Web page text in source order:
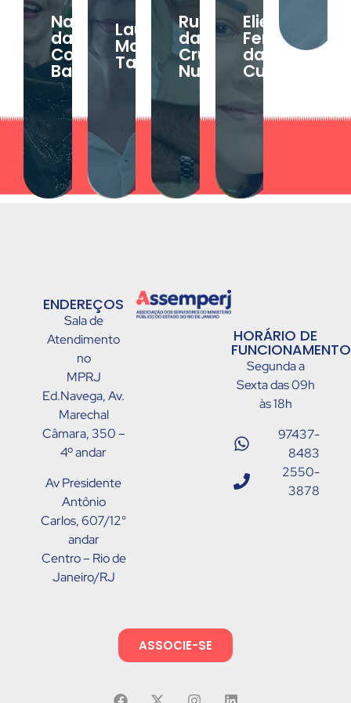
Nanci
da
Costa
Batista
Laura
Maria
Taves
Rubens
da
Cruz
Nunes
Eliete
Ferreira
da
Cunha
ENDEREÇOS
Sala de
Atendimento
no
MPRJ
Ed.Navega, Av.
Marechal
Câmara, 350 –
4º andar
Av Presidente
Antônio
Carlos, 607/12°
andar
Centro – Rio de
Janeiro/RJ
HORÁRIO DE
Segunda a
Sexta das 09h
às 18h
97437-
8483
2550-
3878
ASSOCIE-SE